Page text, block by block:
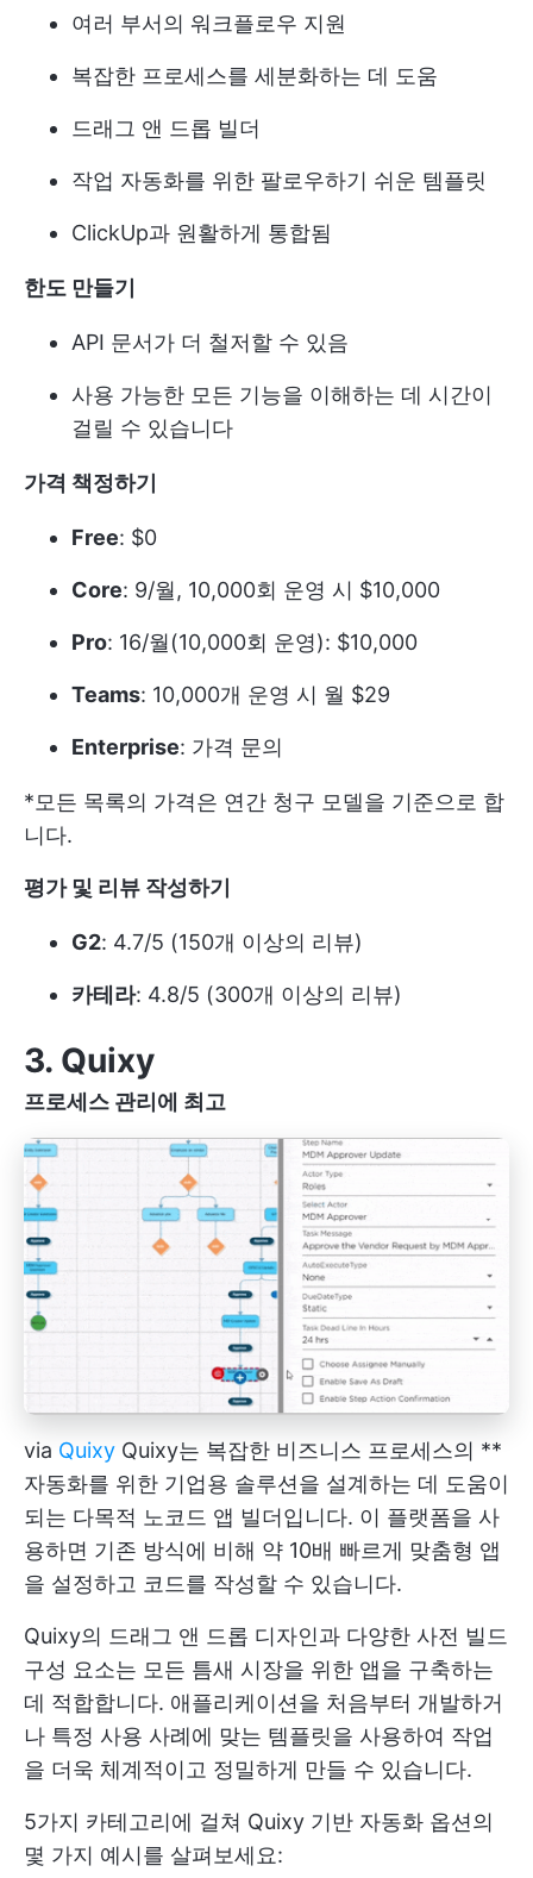
여러 부서의 워크플로우 지원
복잡한 프로세스를 세분화하는 데 도움
드래그 앤 드롭 빌더
작업 자동화를 위한 팔로우하기 쉬운 템플릿
ClickUp과 원활하게 통합됨
한도 만들기
API 문서가 더 철저할 수 있음
사용 가능한 모든 기능을 이해하는 데 시간이
걸릴 수 있습니다
가격 책정하기
Free: $0
Core: 9/월, 10,000회 운영 시 $10,000
Pro: 16/월(10,000회 운영): $10,000
Teams: 10,000개 운영 시 월 $29
Enterprise: 가격 문의
*모든 목록의 가격은 연간 청구 모델을 기준으로 합
니다.
평가 및 리뷰 작성하기
G2: 4.7/5 (150개 이상의 리뷰)
카테라: 4.8/5 (300개 이상의 리뷰)
3. Quixy
프로세스 관리에 최고
via Quixy Quixy는 복잡한 비즈니스 프로세스의 **
자동화를 위한 기업용 솔루션을 설계하는 데 도움이
되는 다목적 노코드 앱 빌더입니다. 이 플랫폼을 사
용하면 기존 방식에 비해 약 10배 빠르게 맞춤형 앱
을 설정하고 코드를 작성할 수 있습니다.
Quixy의 드래그 앤 드롭 디자인과 다양한 사전 빌드
구성 요소는 모든 틈새 시장을 위한 앱을 구축하는
데 적합합니다. 애플리케이션을 처음부터 개발하거
나 특정 사용 사례에 맞는 템플릿을 사용하여 작업
을 더욱 체계적이고 정밀하게 만들 수 있습니다.
5가지 카테고리에 걸쳐 Quixy 기반 자동화 옵션의
몇 가지 예시를 살펴보세요: